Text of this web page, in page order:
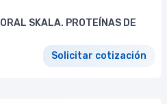
SKALA. PROTEÍNAS DE
Solicitar cotización